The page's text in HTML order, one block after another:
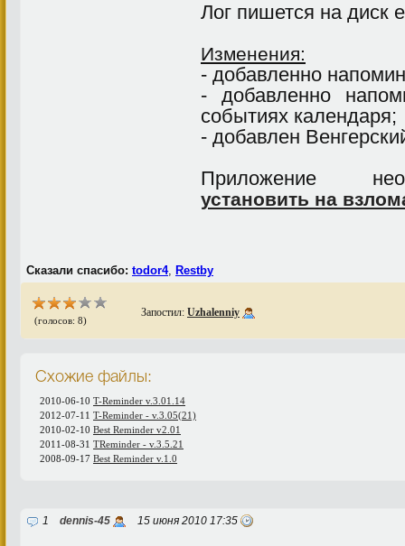
Лог пишется на диск
Изменения:
- добавленно
- добавленно
событиях календаря;
- добавлен
Приложение
установить на
Сказали спасибо: todor4, Restby
(голосов: 8)
Запостил: Uzhalenniy
Схожие файлы:
2010-06-10 T-Reminder v.3.01.14
2012-07-11 T-Reminder - v.3.05(21)
2010-02-10 Best Reminder v2.01
2011-08-31 TReminder - v.3.5.21
2008-09-17 Best Reminder v.1.0
1 dennis-45 15 июня 2010 17:35